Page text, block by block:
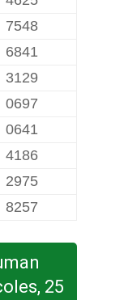
7548
6841
3129
0697
0641
4186
2975
8257
25